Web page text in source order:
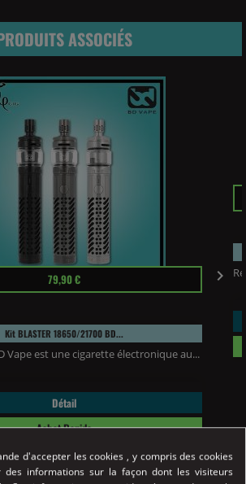
ASSOCIÉS
79,90 €
Kit BLASTER 18650/21700 BD...
Vape est une cigarette électronique au...
Détail
Achat Rapide

d'accepter les cookies , y compris des cookies
informations sur la façon dont les visiteurs